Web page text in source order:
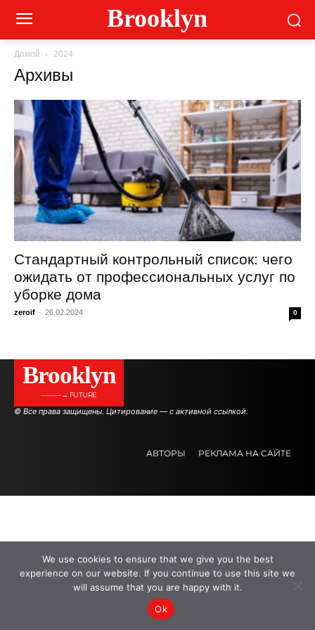
Brooklyn
Домой 2024
Архивы
Стандартный контрольный список: чего
ожидать от профессиональных услуг по
уборке дома
zeroif - 26.02.2024 0
Brooklyn
———→ FUTURE
© Все права защищены. Цитирование — с активной ссылкой.
АВТОРЫ РЕКЛАМА НА САЙТЕ
We use cookies to ensure that we give you the best
experience on our website. If you continue to use this site we
will assume that you are happy with it.
Ok